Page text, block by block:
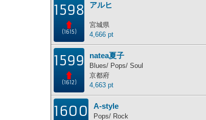
1598
(1615)
アルヒ
宮城県
4,666 pt
1599
(1612)
natea夏子
Blues/ Pops/ Soul
京都府
4,663 pt
1600 A-style
Pops/ Rock